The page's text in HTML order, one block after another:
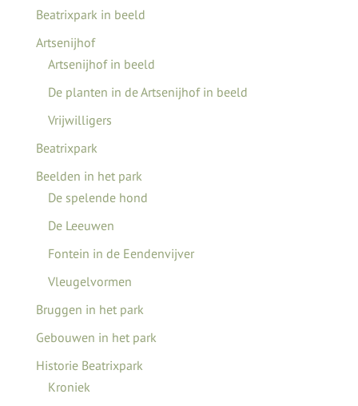
Beatrixpark in beeld
Artsenijhof
Artsenijhof in beeld
De planten in de Artsenijhof in beeld
Vrijwilligers
Beatrixpark
Beelden in het park
De spelende hond
De Leeuwen
Fontein in de Eendenvijver
Vleugelvormen
Bruggen in het park
Gebouwen in het park
Historie Beatrixpark
Kroniek